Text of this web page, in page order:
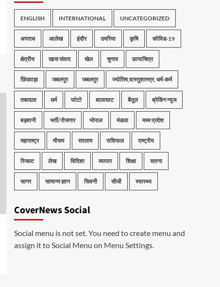
ENGLISH INTERNATIONAL UNCATEGORIZED
अपराध आलेख इंदौर उमरिया कृषि कोविड-19
क्षेत्रीय खास संवाद खेल चुनाव छायाचित्र
छिंदवाड़ा जबलपुर जबलपुर ज्योतिष,वास्तुशास्त्र, धर्म-कर्म
तबादला धर्म फोटो बालाघाट बैतूल ब्रेकिंग न्यूज
बड़वानी भर्ती/रोजगार भोपाल मंडला मध्य प्रदेश
महाराष्ट्र मौसम रतलाम राशिफल राष्ट्रीय
रिजल्ट लेख विदिशा व्यापार शिक्षा सतना
सागर सामान्य ज्ञान सिवनी सीधी स्वास्थ्य
CoverNews Social
Social menu is not set. You need to create menu and
assign it to Social Menu on Menu Settings.